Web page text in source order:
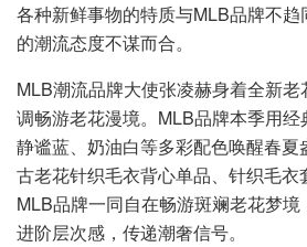
各种新鲜事物的特质与MLB品牌不
的潮流态度不谋而合。
MLB潮流品牌大使张凌赫身着全新
调畅游老花漫境。MLB品牌本季用经
静谧蓝、奶油白等多彩配色唤醒春夏
古老花针织毛衣背心单品、针织毛
MLB品牌一同自在畅游斑斓老花梦
进阶层次感，传递潮奢信号。